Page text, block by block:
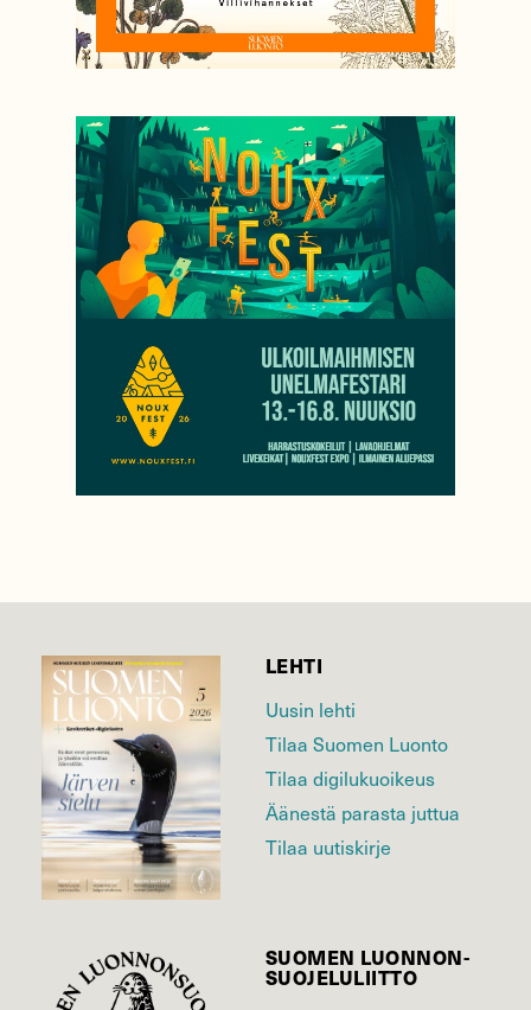
LEHTI
Uusin lehti
Tilaa Suomen Luonto
Tilaa digilukuoikeus
Äänestä parasta juttua
Tilaa uutiskirje
SUOMEN LUONNON­
SUOJELU­LIITTO